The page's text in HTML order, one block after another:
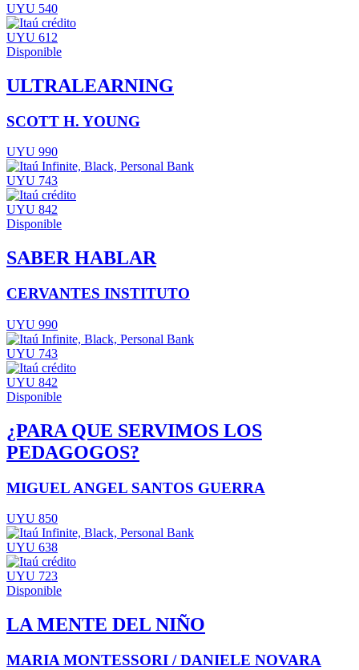
UYU 540
UYU 612
Disponible
ULTRALEARNING
SCOTT H. YOUNG
UYU 990
UYU 743
UYU 842
Disponible
SABER HABLAR
CERVANTES INSTITUTO
UYU 990
UYU 743
UYU 842
Disponible
¿PARA QUE SERVIMOS LOS
PEDAGOGOS?
MIGUEL ANGEL SANTOS GUERRA
UYU 850
UYU 638
UYU 723
Disponible
LA MENTE DEL NIÑO
MARIA MONTESSORI / DANIELE NOVARA